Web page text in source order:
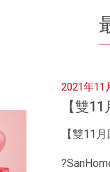
2021年11
【雙
【雙11